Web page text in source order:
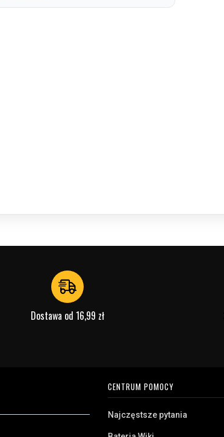
Dostawa od 16,99 zł
CENTRUM POMOCY
Najczęstsze pytania